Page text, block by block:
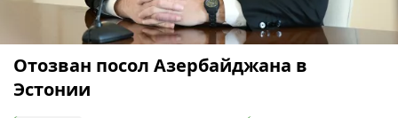
Отозван посол Азербайджана в
Эстонии